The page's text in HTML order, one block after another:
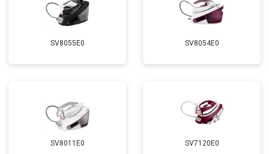
SV8055E0 SV8054E0
SV8011E0 SV7120E0